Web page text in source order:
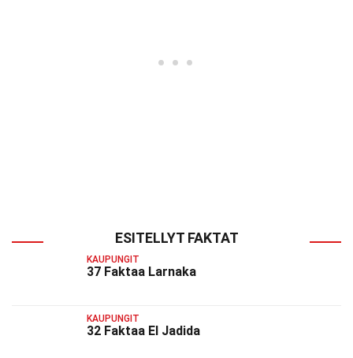
ESITELLYT FAKTAT
KAUPUNGIT
37 Faktaa Larnaka
KAUPUNGIT
32 Faktaa El Jadida